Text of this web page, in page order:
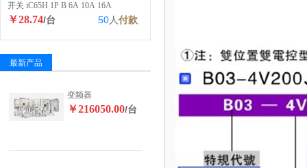
开关 iC65H 1P B 6A 10A 16A
￥28.74/台 50人付款
最新产品
变频器
￥216050.00/台